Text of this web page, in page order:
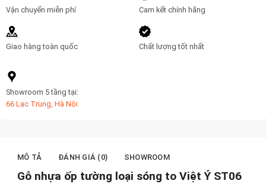
lượng
Vận chuyển miễn phí
Giao hàng toàn quốc
Cam kết chính hãng
Chất lượng tốt nhất
Showroom 5 tầng tại:
66 Lạc Trung, Hà Nội
MÔ TẢ ĐÁNH GIÁ (0) SHOWROOM
Gỗ nhựa ốp tường loại sóng to Việt Ý ST06